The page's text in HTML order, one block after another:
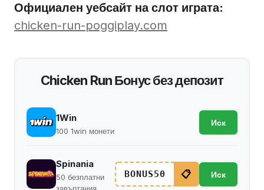
Официален уебсайт на слот играта:
chicken-run-poggiplay.com
Chicken Run Бонус без депозит
1Win
100 1win монети
Иск
Spinania
50 безплатни
BONUS50 📋 Иск